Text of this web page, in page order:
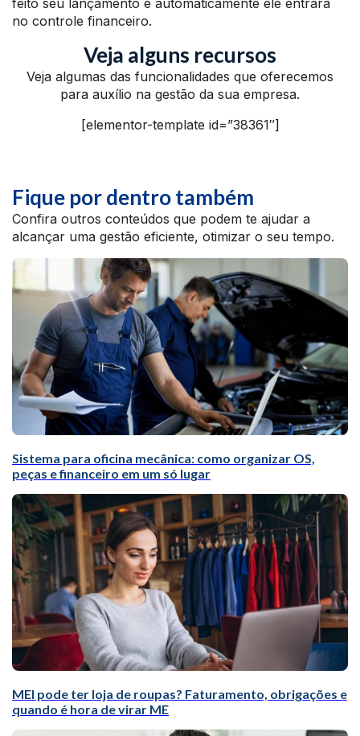
feito seu lançamento e automaticamente ele entrará
no controle financeiro.
Veja alguns recursos
Veja algumas das funcionalidades que oferecemos
para auxílio na gestão da sua empresa.
[elementor-template id=”38361″]
Fique por dentro também
Confira outros conteúdos que podem te ajudar a
alcançar uma gestão eficiente, otimizar o seu tempo.
Sistema para oficina mecânica: como organizar OS,
peças e financeiro em um só lugar
MEI pode ter loja de roupas? Faturamento, obrigações e
quando é hora de virar ME